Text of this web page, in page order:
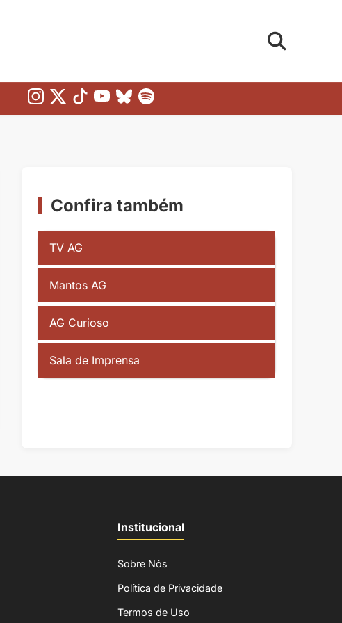
Confira também
TV AG
Mantos AG
AG Curioso
Sala de Imprensa
Institucional
Sobre Nós
Política de Privacidade
Termos de Uso